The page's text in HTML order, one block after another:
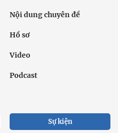
Nội dung chuyên đề
Hồ sơ
Video
Podcast
Sự kiện